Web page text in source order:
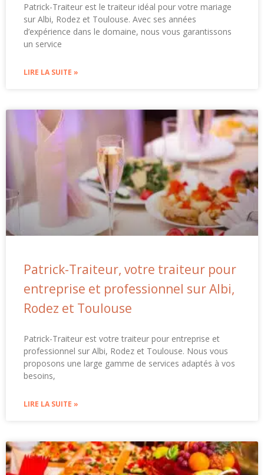
Patrick-Traiteur est le traiteur idéal pour votre mariage
sur Albi, Rodez et Toulouse. Avec ses années
d’expérience dans le domaine, nous vous garantissons
un service
LIRE LA SUITE »
Patrick-Traiteur, votre traiteur pour
entreprise et professionnel sur Albi,
Rodez et Toulouse
Patrick-Traiteur est votre traiteur pour entreprise et
professionnel sur Albi, Rodez et Toulouse. Nous vous
proposons une large gamme de services adaptés à vos
besoins,
LIRE LA SUITE »